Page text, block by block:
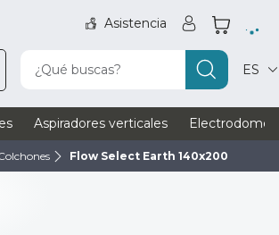
Asistencia
¿Qué buscas? ES
Aspiradores verticales
Flow Select Earth 140x200